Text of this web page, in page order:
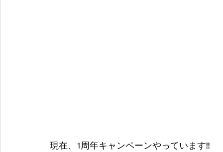
現在、1周年キャンペーンやっています‼